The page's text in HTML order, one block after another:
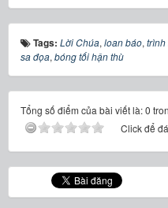
Tags: Lời Chúa, loan báo, trình
sa đọa, bóng tối hận thù
Tổng số điểm của bài viết là: 0
Click để